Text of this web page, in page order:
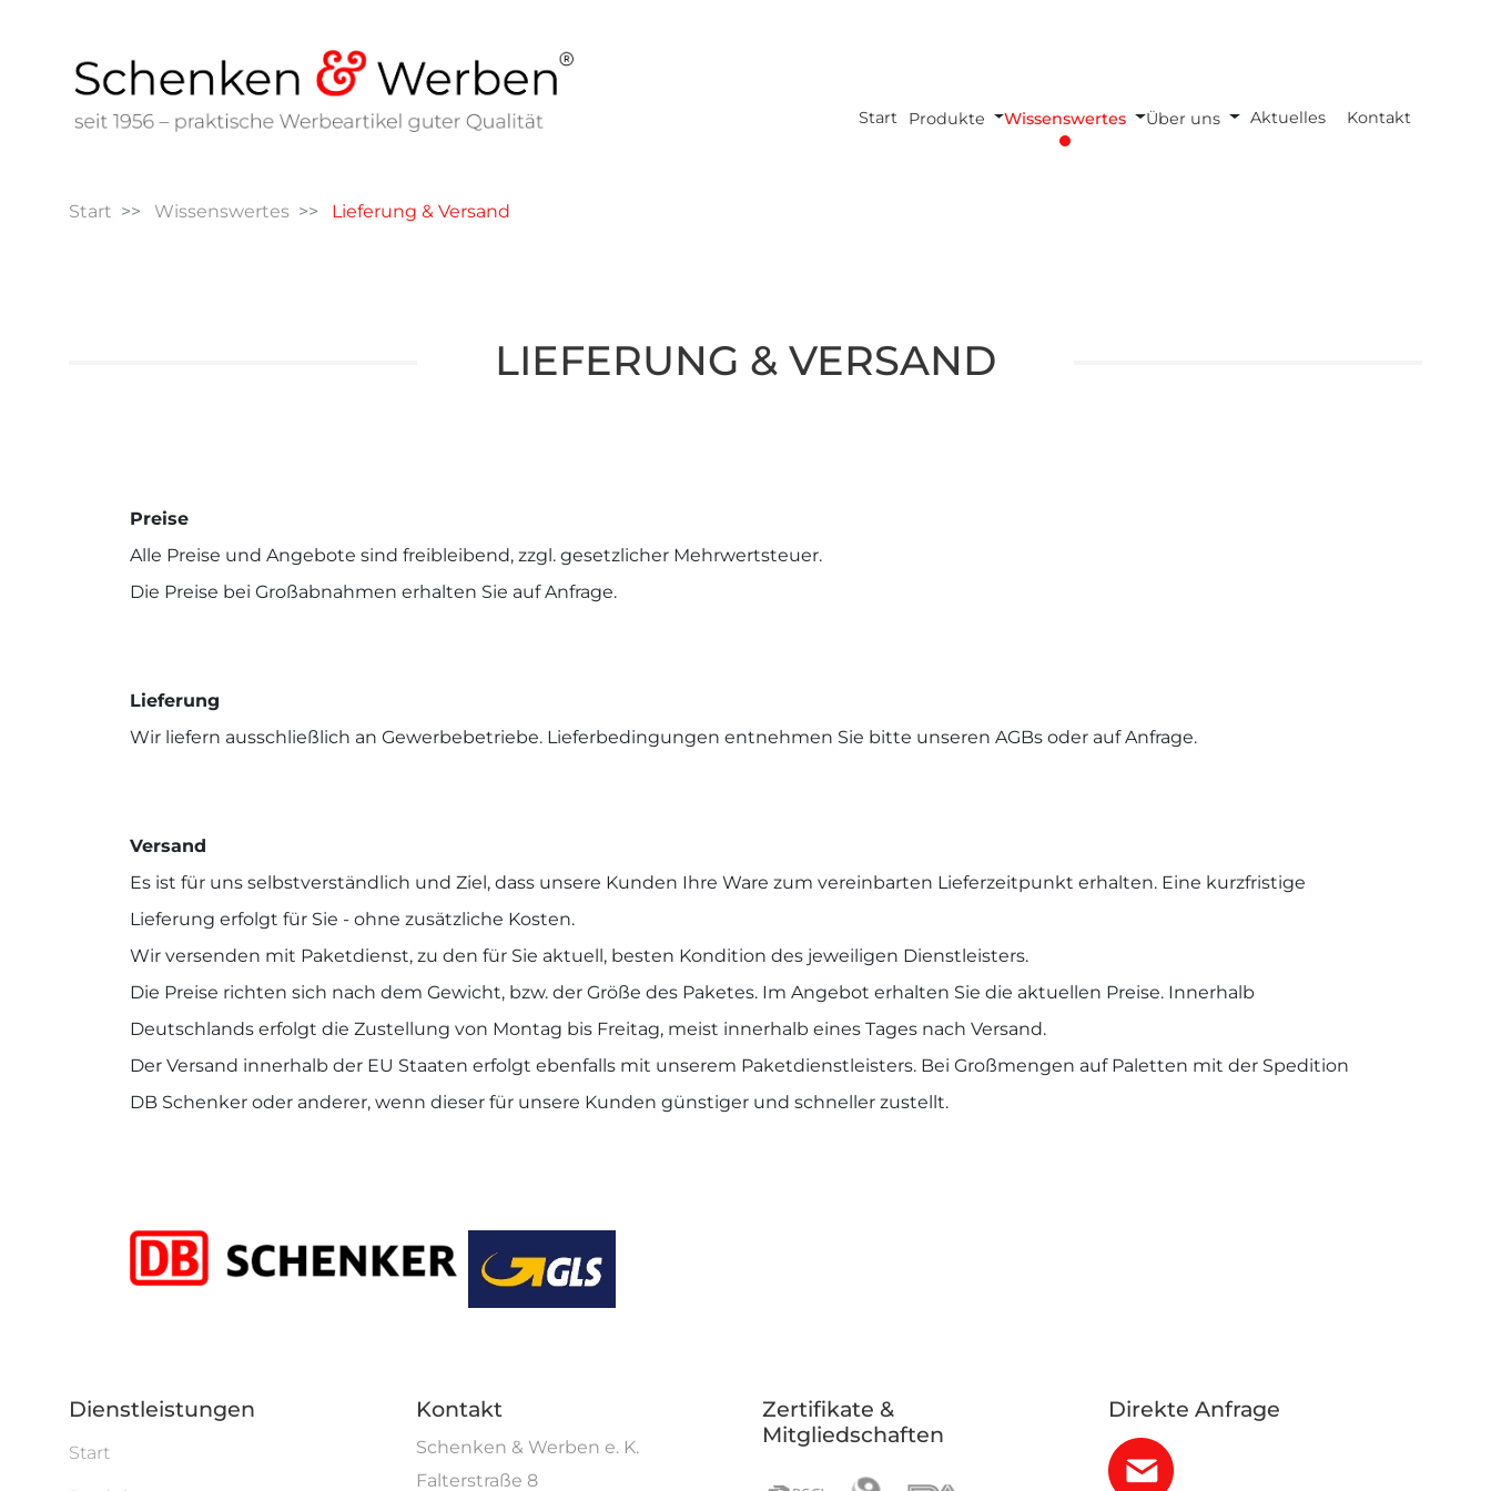
Start Produkte Wissenswertes Über uns Aktuelles Kontakt
Start Wissenswertes Lieferung & Versand
LIEFERUNG & VERSAND
Preise
Alle Preise und Angebote sind freibleibend, zzgl. gesetzlicher Mehrwertsteuer.
Die Preise bei Großabnahmen erhalten Sie auf Anfrage.
Lieferung
Wir liefern ausschließlich an Gewerbebetriebe. Lieferbedingungen entnehmen Sie bitte unseren AGBs oder auf Anfrage.
Versand
Es ist für uns selbstverständlich und Ziel, dass unsere Kunden Ihre Ware zum vereinbarten Lieferzeitpunkt erhalten. Eine kurzfristige
Lieferung erfolgt für Sie - ohne zusätzliche Kosten.
Wir versenden mit Paketdienst, zu den für Sie aktuell, besten Kondition des jeweiligen Dienstleisters.
Die Preise richten sich nach dem Gewicht, bzw. der Größe des Paketes. Im Angebot erhalten Sie die aktuellen Preise. Innerhalb
Deutschlands erfolgt die Zustellung von Montag bis Freitag, meist innerhalb eines Tages nach Versand.
Der Versand innerhalb der EU Staaten erfolgt ebenfalls mit unserem Paketdienstleisters. Bei Großmengen auf Paletten mit der Spedition
DB Schenker oder anderer, wenn dieser für unsere Kunden günstiger und schneller zustellt.
Dienstleistungen
Start
Kontakt
Schenken & Werben e. K.
Falterstraße 8
Zertifikate &
Mitgliedschaften
Direkte Anfrage